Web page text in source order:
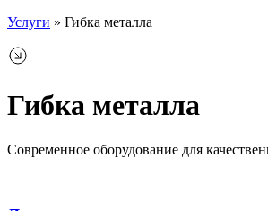
Услуги » Гибка металла
Гибка металла
Современное оборудование для